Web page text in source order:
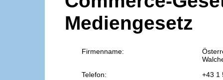
Mediengesetz
Firmenname:
Telefon:
+43 1